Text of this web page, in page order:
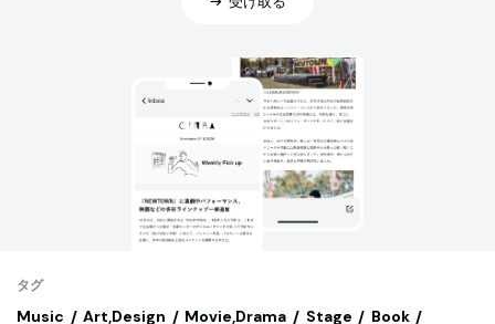
タグ
Music Art,Design Movie,Drama Stage
Book